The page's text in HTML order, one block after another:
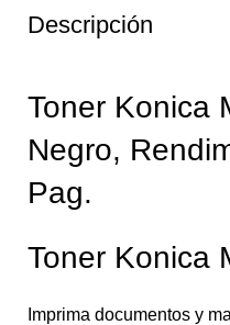
Descripción
Toner Konica
Negro,
Pag.
Toner Konica
Imprima documentos y